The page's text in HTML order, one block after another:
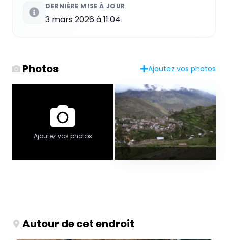
DERNIÈRE MISE À JOUR
3 mars 2026 à 11:04
Photos Ajoutez vos photos
Ajoutez vos photos
Autour de cet endroit